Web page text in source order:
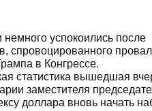
успокоились после
спровоцированного
в Конгрессе.
статистика вышедшая
заместителя
доллара вновь начать